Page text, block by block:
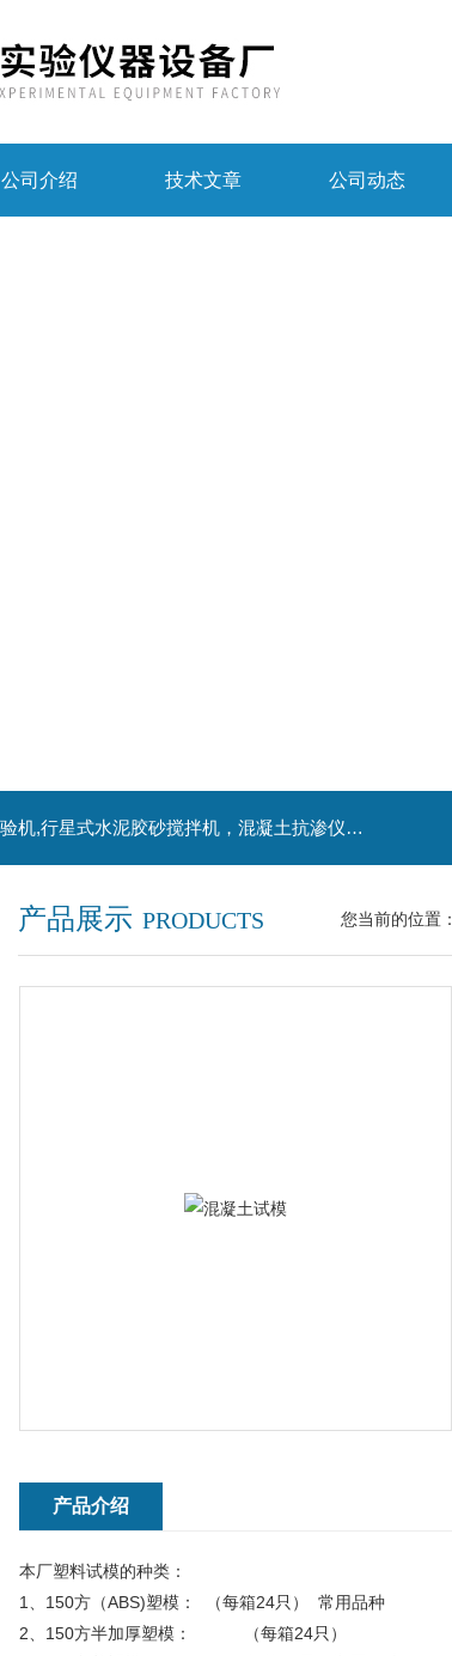
公司介绍 技术文章 公司动态
主营产品：混凝土钻孔取芯机，水泥电动抗折试验机,行星式水泥胶砂搅拌机，混凝土抗渗仪，水泥胶砂振实台，水泥净浆搅拌机，水泥细度负压筛析仪,混凝土含气量测定仪,混凝土振动台
产品展示 PRODUCTS 您当前的位置：
产品介绍
本厂塑料试模的种类：
1、150方（ABS)塑模： （每箱24只） 常用品种
2、150方半加厚塑模： （每箱24只）